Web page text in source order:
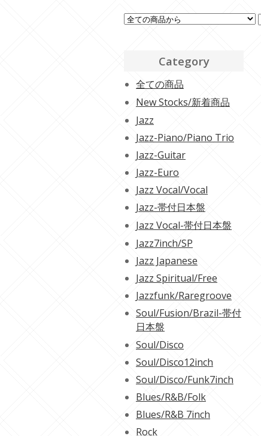
Category
全ての商品
New Stocks/新着商品
Jazz
Jazz-Piano/Piano Trio
Jazz-Guitar
Jazz-Euro
Jazz Vocal/Vocal
Jazz-帯付日本盤
Jazz Vocal-帯付日本盤
Jazz7inch/SP
Jazz Japanese
Jazz Spiritual/Free
Jazzfunk/Raregroove
Soul/Fusion/Brazil-帯付
日本盤
Soul/Disco
Soul/Disco12inch
Soul/Disco/Funk7inch
Blues/R&B/Folk
Blues/R&B 7inch
Rock